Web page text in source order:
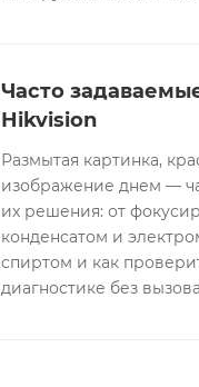
Часто
Hikvision
Размытая картинка,
изображение днем —
их решения: от
конденсатом и
спиртом и как
диагностике без